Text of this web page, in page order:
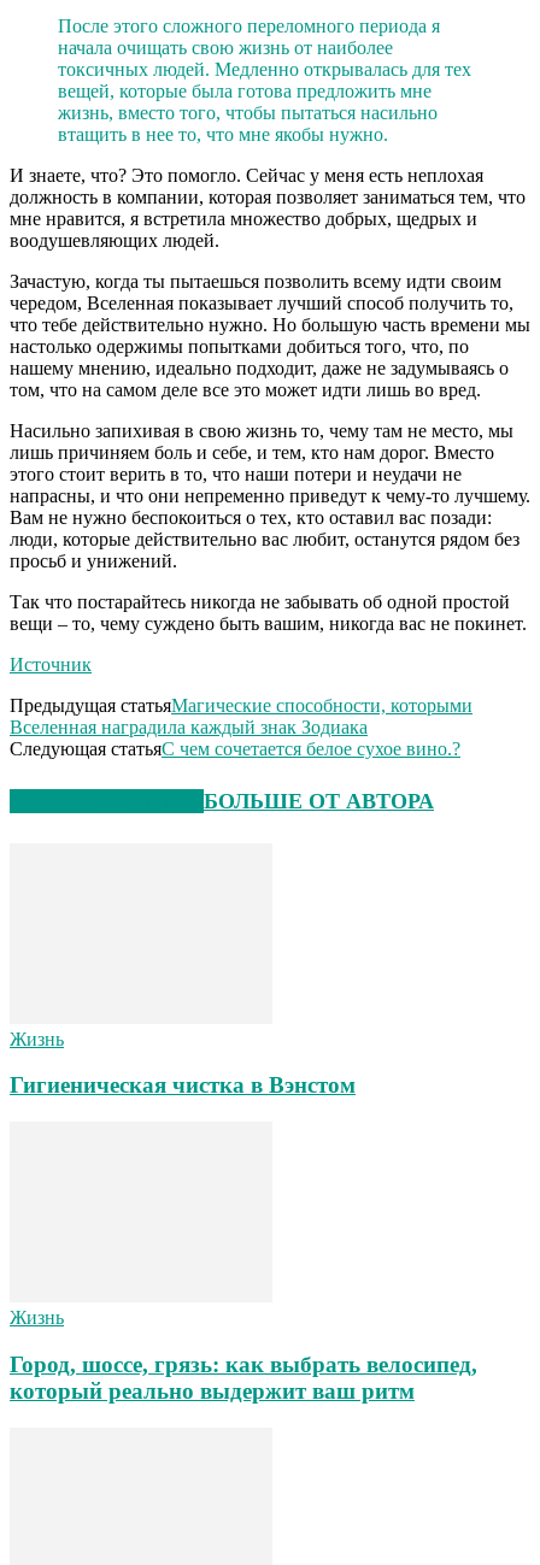
После этого сложного переломного периода я
начала очищать свою жизнь от наиболее
токсичных людей. Медленно открывалась для тех
вещей, которые была готова предложить мне
жизнь, вместо того, чтобы пытаться насильно
втащить в нее то, что мне якобы нужно.
И знаете, что? Это помогло. Сейчас у меня есть неплохая
должность в компании, которая позволяет заниматься тем, что
мне нравится, я встретила множество добрых, щедрых и
воодушевляющих людей.
Зачастую, когда ты пытаешься позволить всему идти своим
чередом, Вселенная показывает лучший способ получить то,
что тебе действительно нужно. Но большую часть времени мы
настолько одержимы попытками добиться того, что, по
нашему мнению, идеально подходит, даже не задумываясь о
том, что на самом деле все это может идти лишь во вред.
Насильно запихивая в свою жизнь то, чему там не место, мы
лишь причиняем боль и себе, и тем, кто нам дорог. Вместо
этого стоит верить в то, что наши потери и неудачи не
напрасны, и что они непременно приведут к чему-то лучшему.
Вам не нужно беспокоиться о тех, кто оставил вас позади:
люди, которые действительно вас любит, останутся рядом без
просьб и унижений.
Так что постарайтесь никогда не забывать об одной простой
вещи – то, чему суждено быть вашим, никогда вас не покинет.
Источник
Предыдущая статьяМагические способности, которыми
Вселенная наградила каждый знак Зодиака
Следующая статьяС чем сочетается белое сухое вино.?
БОЛЬШЕ ОТ АВТОРА
Жизнь
Гигиеническая чистка в Вэнстом
Жизнь
Город, шоссе, грязь: как выбрать велосипед,
который реально выдержит ваш ритм